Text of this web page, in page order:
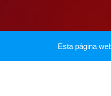
Esta página